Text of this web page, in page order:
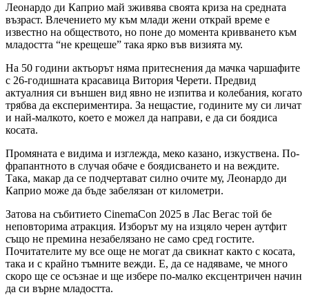
Леонардо ди Каприо май зживява своята криза на средната
възраст. Влечението му към млади жени открай време е
известно на обществото, но поне до момента кривването към
младостта “не крещеше” така ярко във визията му.
На 50 години актьорът няма притеснения да мачка чаршафите
с 26-годишната красавица Витория Черети. Предвид
актуалния си външен вид явно не изпитва и колебания, когато
трябва да експериментира. За нещастие, годините му си личат
и най-малкото, което е можел да направи, е да си боядиса
косата.
Промяната е видима и изглежда, меко казано, изкуствена. По-
фрапантното в случая обаче е боядисването и на веждите.
Така, макар да се подчертават силно очите му, Леонардо ди
Каприо може да бъде забелязан от километри.
Затова на събитието CinemaCon 2025 в Лас Вегас той бе
неповторима атракция. Изборът му на изцяло черен аутфит
също не премина незабелязано не само сред гостите.
Почитателите му все още не могат да свикнат както с косата,
така и с крайно тъмните вежди. Е, да се надяваме, че много
скоро ще се осъзнае и ще избере по-малко ексцентричен начин
да си върне младостта.